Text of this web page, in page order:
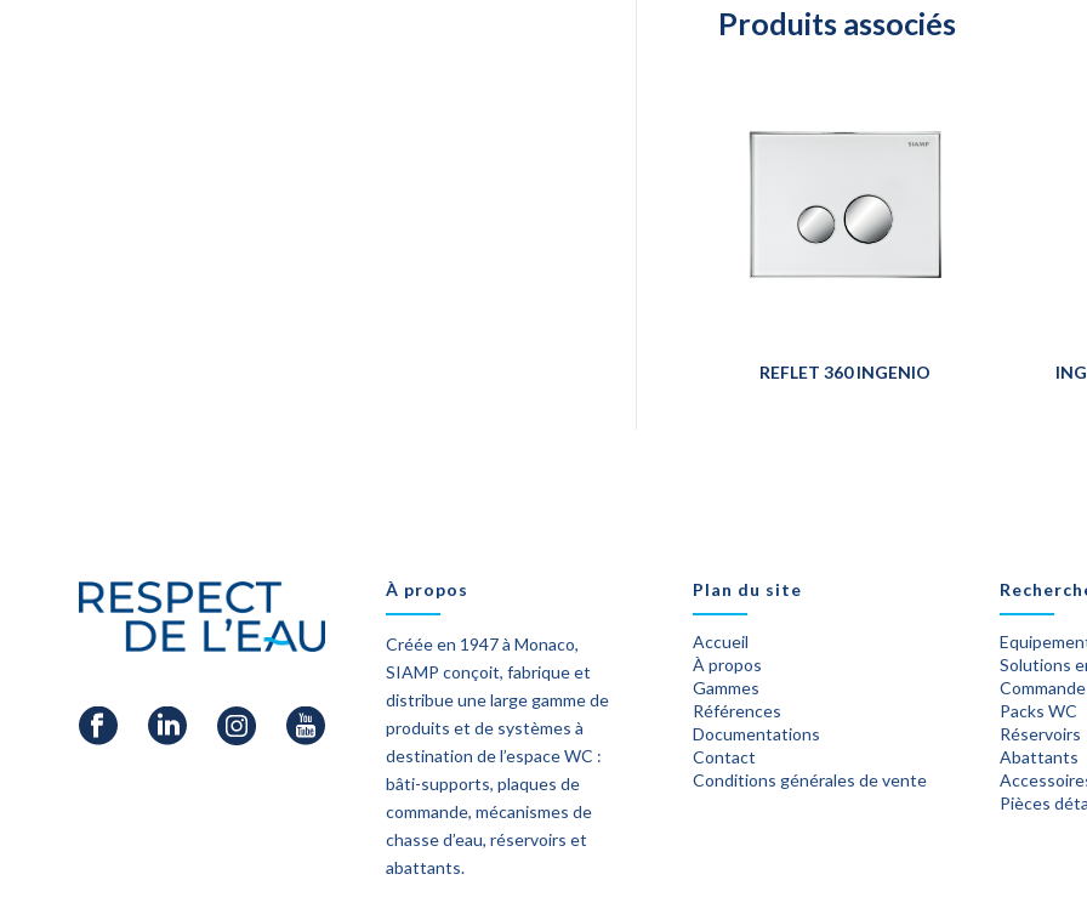
Produits associés
REFLET 360 INGENIO
À propos
Créée en 1947 à Monaco,
SIAMP conçoit, fabrique et
distribue une large gamme de
produits et de systèmes à
destination de l’espace WC :
bâti-supports, plaques de
commande, mécanismes de
chasse d’eau, réservoirs et
abattants.
Plan du site
Accueil
À propos
Gammes
Références
Documentations
Contact
Conditions générales de vente
Solutions
Packs WC
Réservoirs
Abattants
Pièces